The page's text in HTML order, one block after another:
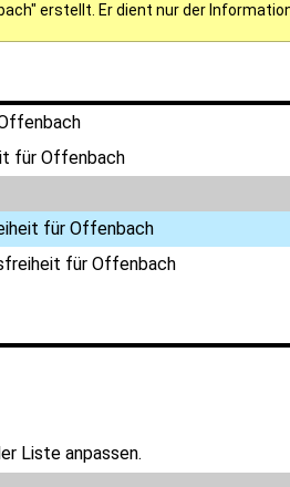
erstellt. Er dient nur der
für Offenbach
für Offenbach
für Offenbach
Liste anpassen.